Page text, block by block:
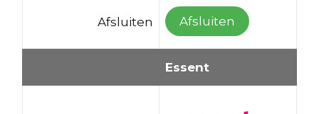
Afsluiten Afsluiten
Essent